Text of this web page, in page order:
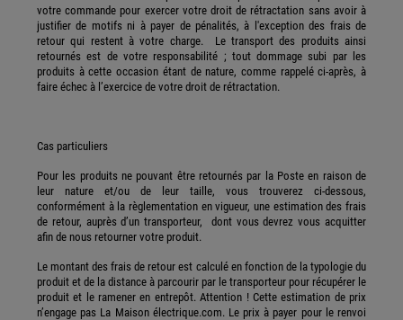
votre commande pour exercer votre droit de rétractation sans avoir à
justifier de motifs ni à payer de pénalités, à l'exception des frais de
retour qui restent à votre charge. Le transport des produits ainsi
retournés est de votre responsabilité ; tout dommage subi par les
produits à cette occasion étant de nature, comme rappelé ci-après, à
faire échec à l’exercice de votre droit de rétractation.
Cas particuliers
Pour les produits ne pouvant être retournés par la Poste en raison de
leur nature et/ou de leur taille, vous trouverez ci-dessous,
conformément à la règlementation en vigueur, une estimation des frais
de retour, auprès d’un transporteur, dont vous devrez vous acquitter
afin de nous retourner votre produit.
Le montant des frais de retour est calculé en fonction de la typologie du
produit et de la distance à parcourir par le transporteur pour récupérer le
produit et le ramener en entrepôt. Attention ! Cette estimation de prix
n’engage pas La Maison électrique.com. Le prix à payer pour le renvoi